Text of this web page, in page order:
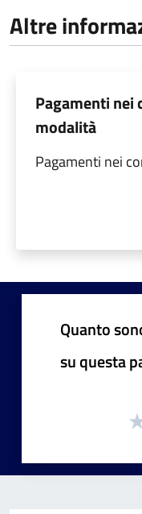
Altre
Pagamenti nei
modalità
Pagamenti nei
Quanto
su questa